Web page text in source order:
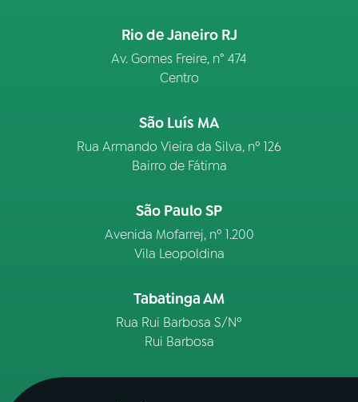
Rio de Janeiro RJ
Av. Gomes Freire, n° 474
Centro
São Luís MA
Rua Armando Vieira da Silva, nº 126
Bairro de Fátima
São Paulo SP
Avenida Mofarrej, nº 1.200
Vila Leopoldina
Tabatinga AM
Rua Rui Barbosa S/Nº
Rui Barbosa